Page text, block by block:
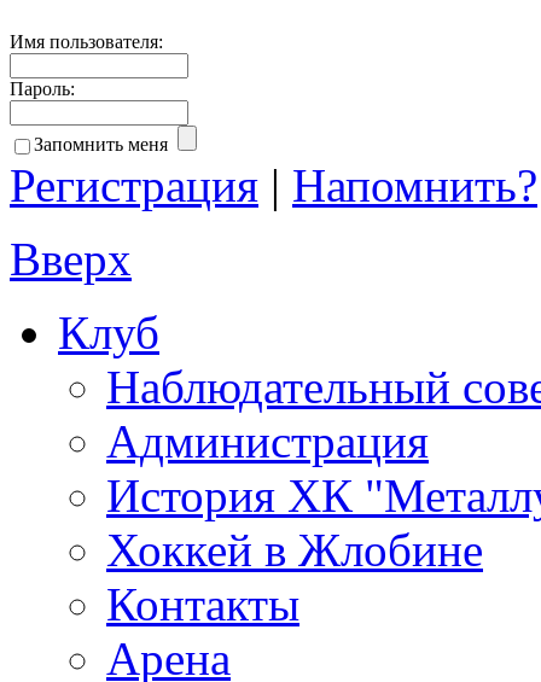
Имя пользователя:
Пароль:
Запомнить меня
Регистрация | Напомнить?
Вверх
Клуб
Наблюдательный
Администрация
История ХК
Хоккей в Жлобине
Контакты
Арена